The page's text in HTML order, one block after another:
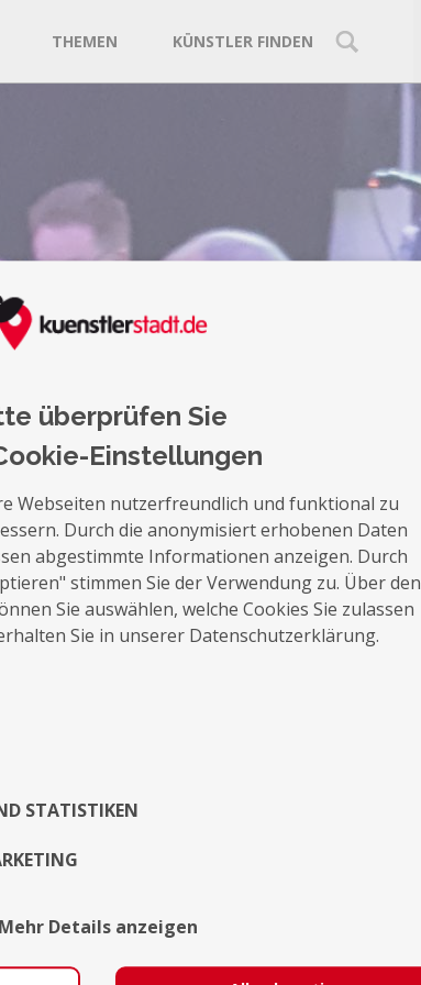
THEMEN KÜNSTLER FINDEN
Nachricht schreiben
überprüfen Sie
Einstellungen
Webseiten nutzerfreundlich und funktional zu
Durch die anonymisiert erhobenen Daten
abgestimmte Informationen anzeigen. Durch
stimmen Sie der Verwendung zu. Über den
Sie auswählen, welche Cookies Sie zulassen
Sie in unserer Datenschutzerklärung.
STATISTIKEN
Mehr Details anzeigen